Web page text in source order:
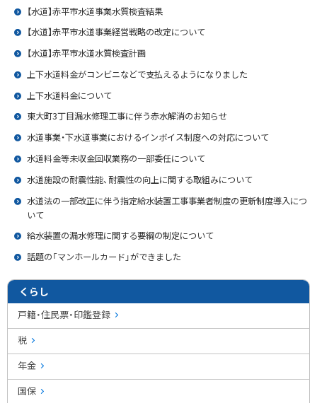
【水道】赤平市水道事業水質検査結果
【水道】赤平市水道事業経営戦略の改定について
【水道】赤平市水道水質検査計画
上下水道料金がコンビニなどで支払えるようになりました
上下水道料金について
東大町3丁目漏水修理工事に伴う赤水解消のお知らせ
水道事業・下水道事業におけるインボイス制度への対応について
水道料金等未収金回収業務の一部委任について
水道施設の耐震性能、耐震性の向上に関する取組みについて
水道法の一部改正に伴う指定給水装置工事事業者制度の更新制度導入につ
いて
給水装置の漏水修理に関する要綱の制定について
話題の「マンホールカード」ができました
くらし
戸籍・住民票・印鑑登録
税
年金
国保